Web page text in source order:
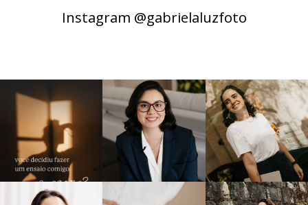
Instagram @gabrielaluzfoto